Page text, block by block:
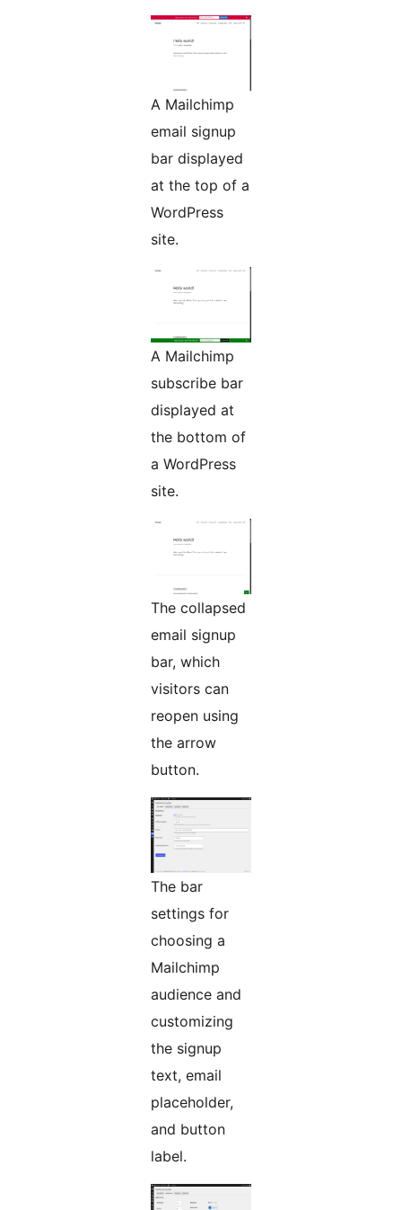
A Mailchimp
email signup
bar displayed
at the top of a
WordPress
site.
A Mailchimp
subscribe bar
displayed at
the bottom of
a WordPress
site.
The collapsed
email signup
bar, which
visitors can
reopen using
the arrow
button.
The bar
settings for
choosing a
Mailchimp
audience and
customizing
the signup
text, email
placeholder,
and button
label.